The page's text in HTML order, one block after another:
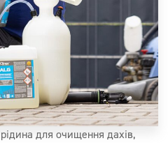
для очищення дахів,